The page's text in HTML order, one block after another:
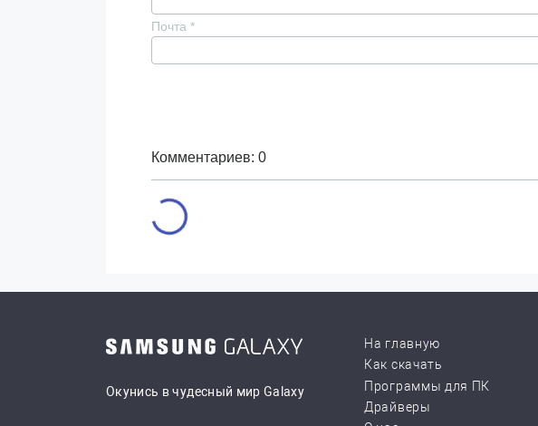
Почта *
Комментариев: 0
Окунись в чудесный мир Galaxy
На главную
Как скачать
Программы для ПК
Драйверы